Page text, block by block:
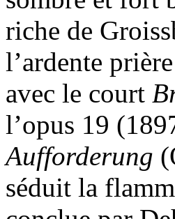
riche de
l’ardente
avec le court
l’opus 19
Aufforderung
séduit la